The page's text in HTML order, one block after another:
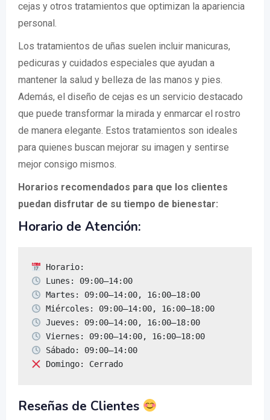
cejas y otros tratamientos que optimizan la apariencia
personal.
Los tratamientos de uñas suelen incluir manicuras,
pedicuras y cuidados especiales que ayudan a
mantener la salud y belleza de las manos y pies.
Además, el diseño de cejas es un servicio destacado
que puede transformar la mirada y enmarcar el rostro
de manera elegante. Estos tratamientos son ideales
para quienes buscan mejorar su imagen y sentirse
mejor consigo mismos.
Horarios recomendados para que los clientes
puedan disfrutar de su tiempo de bienestar:
Horario de Atención:
Domingo: Cerrado
Reseñas de Clientes